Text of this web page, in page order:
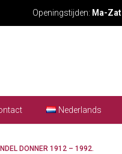
Openingstijden: Ma-Zat
Nederlands
DONNER 1912 – 1992.